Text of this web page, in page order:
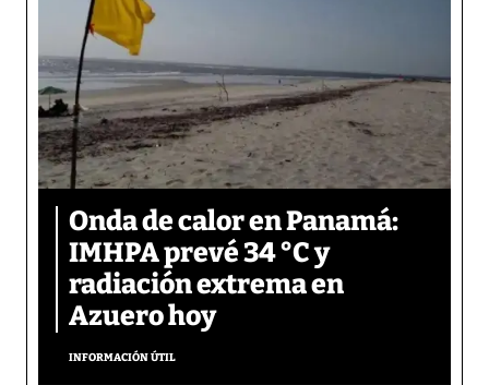
Onda de calor en Panamá:
IMHPA prevé 34 °C y
radiación extrema en
Azuero hoy
INFORMACIÓN ÚTIL